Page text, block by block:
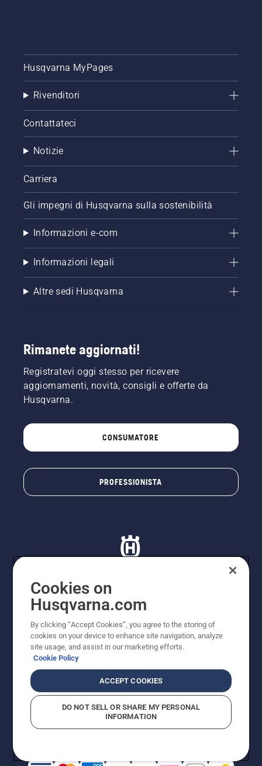
Husqvarna MyPages
Rivenditori
Contattateci
Notizie
Carriera
Gli impegni di Husqvarna sulla sostenibilità
Informazioni e-com
Informazioni legali
Altre sedi Husqvarna
Rimanete aggiornati!
Registratevi oggi stesso per ricevere
aggiornamenti, novità, consigli e offerte da
Husqvarna.
CONSUMATORE
PROFESSIONISTA
© Husqvarna AB (publ). Tutti i diritti riservati. I prezzi
Husqvarna Schweiz AG per i rivenditori specializzati
aderenti all’iniziativa, prezzi in CHF comprensivi di IVA
all’ 8,1% e TRA. Con riserva di modifica. Tutti i prezzi
indicati sono prezzi al dettaglio consigliati (IVA inclusa),
a meno che il prodotto non sia disponibile per l'acquisto
Informativa sui cookieTermini di utilizzo
Informativa sulla privacyRiferimentiCGVF Negozio online
Segnalazione di presunte violazioni
Cookies on
Husqvarna.com
By clicking “Accept Cookies”, you agree to the storing of
cookies on your device to enhance site navigation, analyze
site usage, and assist in our marketing efforts.
Cookie Policy
ACCEPT COOKIES
DO NOT SELL OR SHARE MY PERSONAL
INFORMATION